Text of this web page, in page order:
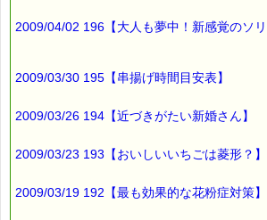
2009/04/02 196【大人も夢中！新感覚のソリ
2009/03/30 195【串揚げ時間目安表】
2009/03/26 194【近づきがたい新婚さん】
2009/03/23 193【おいしいいちごは菱形？】
2009/03/19 192【最も効果的な花粉症対策】